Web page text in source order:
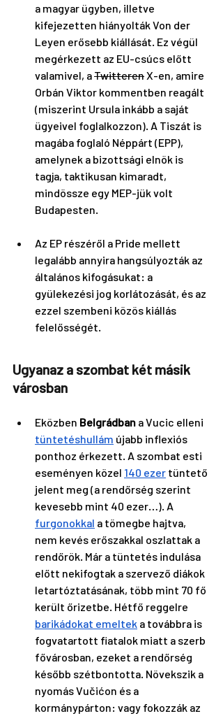
a magyar ügyben, illetve
kifejezetten hiányolták Von der
Leyen erősebb kiállását. Ez végül
megérkezett az EU-csúcs előtt
valamivel, a Twitteren X-en, amire
Orbán Viktor kommentben reagált
(miszerint Ursula inkább a saját
ügyeivel foglalkozzon). A Tiszát is
magába foglaló Néppárt (EPP),
amelynek a bizottsági elnök is
tagja, taktikusan kimaradt,
mindössze egy MEP-jük volt
Budapesten.
Az EP részéről a Pride mellett
legalább annyira hangsúlyozták az
általános kifogásukat: a
gyülekezési jog korlátozását, és az
ezzel szembeni közös kiállás
felelősségét.
Ugyanaz a szombat két másik
városban
Eközben Belgrádban a Vucic elleni
tüntetéshullám újabb inflexiós
ponthoz érkezett. A szombat esti
eseményen közel 140 ezer tüntető
jelent meg (a rendőrség szerint
kevesebb mint 40 ezer…). A
furgonokkal a tömegbe hajtva,
nem kevés erőszakkal oszlattak a
rendőrök. Már a tüntetés indulása
előtt nekifogtak a szervező diákok
letartóztatásának, több mint 70 fő
került őrizetbe. Hétfő reggelre
barikádokat emeltek a továbbra is
fogvatartott fiatalok miatt a szerb
fővárosban, ezeket a rendőrség
később szétbontotta. Növekszik a
nyomás Vučićon és a
kormánypárton: vagy fokozzák az